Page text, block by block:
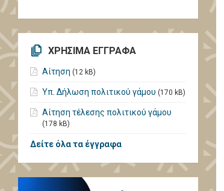
ΧΡΗΣΙΜΑ ΕΓΓΡΑΦΑ
Αίτηση (12 kB)
Υπ. Δήλωση πολιτικού γάμου (170 kB)
Αίτηση τέλεσης πολιτικού γάμου
(178 kB)
Δείτε όλα τα έγγραφα